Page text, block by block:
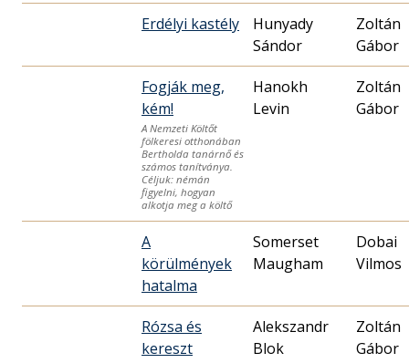
Erdélyi kastély
Hunyady
Sándor
Zoltán
Gábor
Fogják meg,
kém!
A Nemzeti Költőt
fölkeresi otthonában
Bertholda tanárnő és
számos tanítványa.
Céljuk: némán
figyelni, hogyan
alkotja meg a költő
Hanokh
Levin
Zoltán
Gábor
A
körülmények
hatalma
Somerset
Maugham
Dobai
Vilmos
Rózsa és
kereszt
Alekszandr
Blok
Zoltán
Gábor